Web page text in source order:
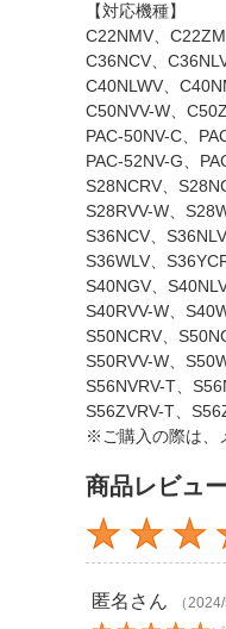
【対応機種】
C22NMV、
C36NCV、
C40NLWV、
C50NVV-W、
PAC-50NV-C、
PAC-52NV-G、
S28NCRV、
S28RVV-W、
S36NCV、
S36WLV、
S40NGV、
S40RVV-W、
S50NCRV、
S50RVV-W、
S56NVRV-T、
S56ZVRV-T、
※ご購入の際は、
商品レビュー
匿名 さん
（